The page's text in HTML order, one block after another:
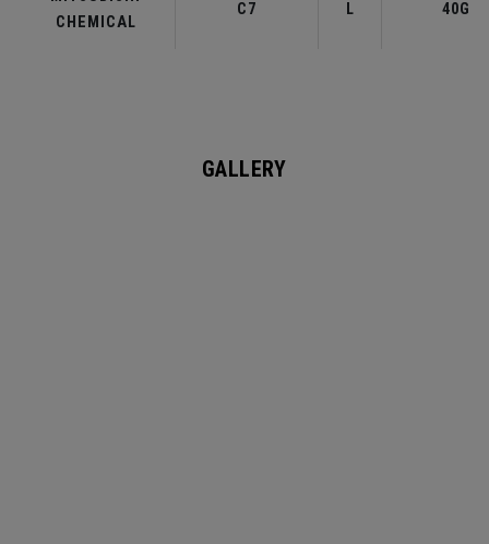
CHEMICAL
C7 L 40G
GALLERY